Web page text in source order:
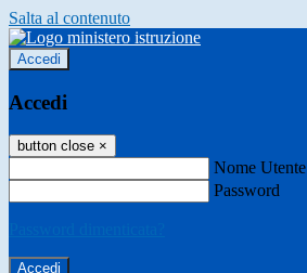
Salta al contenuto
Accedi
Accedi
button close ×
Nome Utente
Password